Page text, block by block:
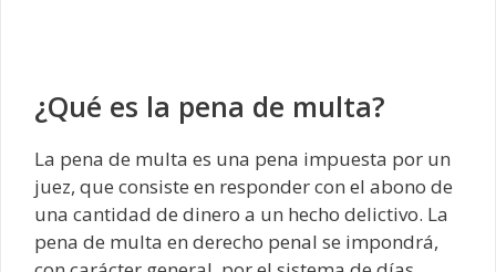
¿Qué es la pena de multa?
La pena de multa es una pena impuesta por un
juez, que consiste en responder con el abono de
una cantidad de dinero a un hecho delictivo. La
pena de multa en derecho penal se impondrá,